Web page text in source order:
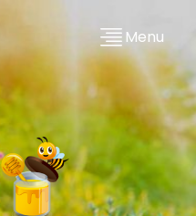
Menu